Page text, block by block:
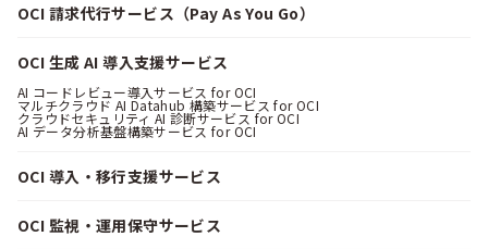
OCI 請求代行サービス（Pay As You Go）
OCI 生成 AI 導入支援サービス
AI コードレビュー導入サービス for OCI
マルチクラウド AI Datahub 構築サービス for OCI
クラウドセキュリティ AI 診断サービス for OCI
AI データ分析基盤構築サービス for OCI
OCI 導入・移行支援サービス
OCI 監視・運用保守サービス